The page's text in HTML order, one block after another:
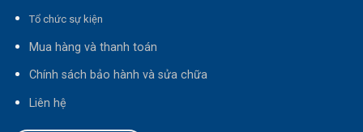
Tổ chức sự kiện
Mua hàng và thanh toán
Chính sách bảo hành và sửa chữa
Liên hệ